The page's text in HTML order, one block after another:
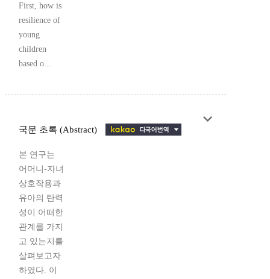
First, how is
resilience of
young
children
based o...
국문 초록 (Abstract)
본 연구는
어머니-자녀
상호작용과
유아의 탄력
성이 어떠한
관계를 가지
고 있는지를
살펴보고자
하였다. 이